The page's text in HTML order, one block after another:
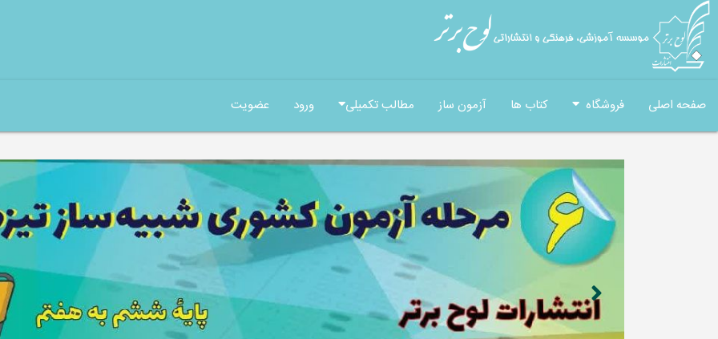
صفحه اصلی فروشگاه کتاب ها آزمون ساز مطالب تکمیلی ورود عضویت